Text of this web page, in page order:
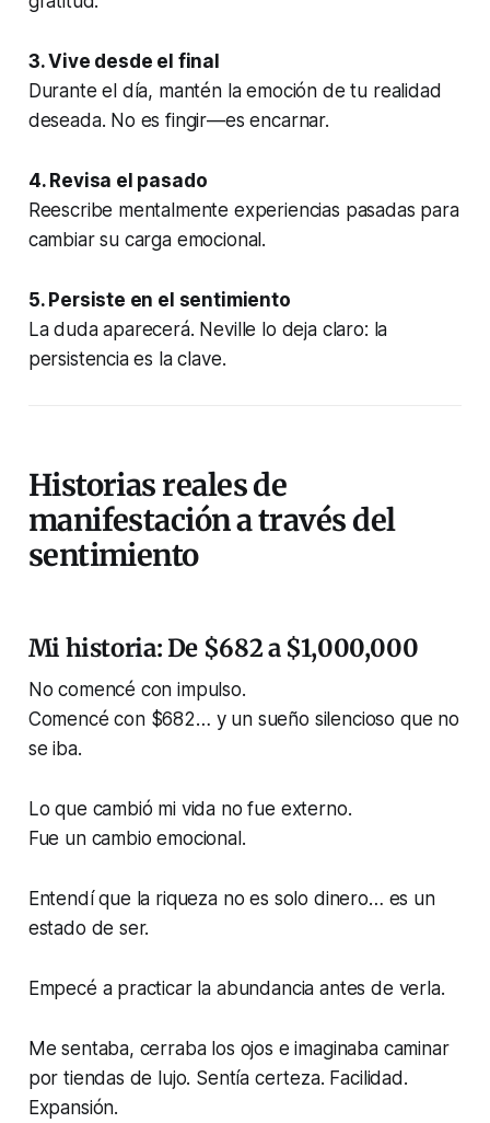
3. Vive desde el final
Durante el día, mantén la emoción de tu realidad
deseada. No es fingir—es encarnar.
4. Revisa el pasado
Reescribe mentalmente experiencias pasadas para
cambiar su carga emocional.
5. Persiste en el sentimiento
La duda aparecerá. Neville lo deja claro: la
persistencia es la clave.
Historias reales de
manifestación a través del
sentimiento
Mi historia: De $682 a $1,000,000
No comencé con impulso.
Comencé con $682… y un sueño silencioso que no
se iba.
Lo que cambió mi vida no fue externo.
Fue un cambio emocional.
Entendí que la riqueza no es solo dinero… es un
estado de ser.
Empecé a practicar la abundancia antes de verla.
Me sentaba, cerraba los ojos e imaginaba caminar
por tiendas de lujo. Sentía certeza. Facilidad.
Expansión.